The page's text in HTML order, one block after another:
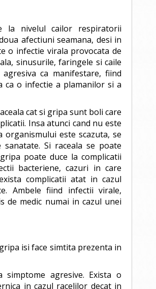
la nivelul cailor respiratorii
afectiuni seamana, desi in
o infectie virala provocata de
sinusurile, faringele si caile
ca manifestare, fiind
ca o infectie a plamanilor si a
cat si gripa sunt boli care
Insa atunci cand nu este
este scazuta, se
Si raceala se poate
poate duce la complicatii
bacteriene, cazuri in care
complicatii atat in cazul
Ambele fiind infectii virale,
de medic numai in cazul unei
isi face simtita prezenta in
agresive. Exista o
in cazul racelilor decat in